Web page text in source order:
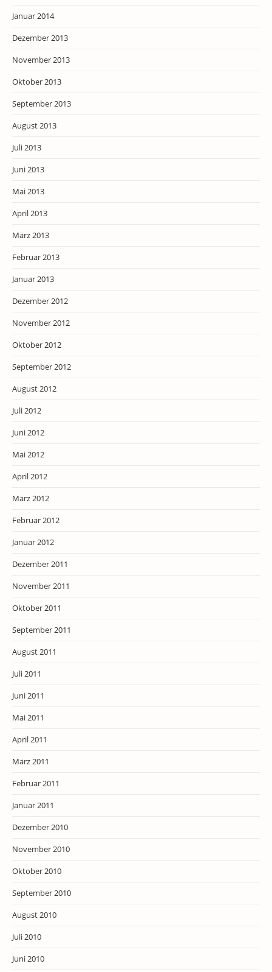
Januar 2014
Dezember 2013
November 2013
Oktober 2013
September 2013
August 2013
Juli 2013
Juni 2013
Mai 2013
April 2013
März 2013
Februar 2013
Januar 2013
Dezember 2012
November 2012
Oktober 2012
September 2012
August 2012
Juli 2012
Juni 2012
Mai 2012
April 2012
März 2012
Februar 2012
Januar 2012
Dezember 2011
November 2011
Oktober 2011
September 2011
August 2011
Juli 2011
Juni 2011
Mai 2011
April 2011
März 2011
Februar 2011
Januar 2011
Dezember 2010
November 2010
Oktober 2010
September 2010
August 2010
Juli 2010
Juni 2010